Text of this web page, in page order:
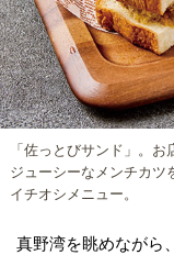
「佐っとびサンド」。
ジューシーなメンチカツ
イチオシメニュー。
真野湾を眺めながら